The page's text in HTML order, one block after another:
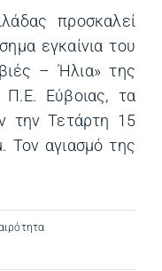
προσκαλεί
εγκαίνια του
– Ήλια» της
Εύβοιας, τα
την Τετάρτη 15
Τον αγιασμό της